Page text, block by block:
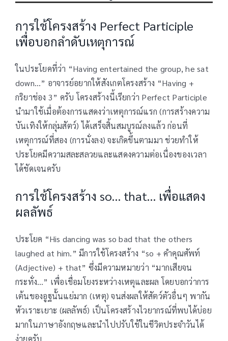
การใช้โครงสร้าง Perfect Participle
เพื่อบอกลำดับเหตุการณ์
ในประโยคที่ว่า “Having entertained the group, he sat
down…” อาจารย์อยากให้สังเกตโครงสร้าง “Having +
กริยาช่อง 3” ครับ โครงสร้างนี้เรียกว่า Perfect Participle
นำมาใช้เมื่อต้องการแสดงว่าเหตุการณ์แรก (การสร้างความ
บันเทิงให้กลุ่มสัตว์) ได้เสร็จสิ้นสมบูรณ์ลงแล้ว ก่อนที่
เหตุการณ์ที่สอง (การนั่งลง) จะเกิดขึ้นตามมา ช่วยทำให้
ประโยคมีความสละสลวยและแสดงความต่อเนื่องของเวลา
ได้ชัดเจนครับ
การใช้โครงสร้าง so… that… เพื่อแสดง
ผลลัพธ์
ประโยค “His dancing was so bad that the others
laughed at him.” มีการใช้โครงสร้าง “so + คำคุณศัพท์
(Adjective) + that” ซึ่งมีความหมายว่า “มากเสียจน
กระทั่ง…” เพื่อเชื่อมโยงระหว่างเหตุและผล โดยบอกว่าการ
เต้นของอูฐนั้นแย่มาก (เหตุ) จนส่งผลให้สัตว์ตัวอื่นๆ พากัน
หัวเราะเยาะ (ผลลัพธ์) เป็นโครงสร้างไวยากรณ์ที่พบได้บ่อย
มากในภาษาอังกฤษและนำไปปรับใช้ในชีวิตประจำวันได้
ง่ายครับ